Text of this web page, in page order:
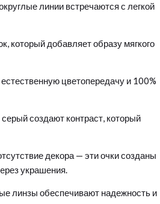
линии встречаются с легкой
который добавляет образу мягкого
цветопередачу и 100%
создают контраст, который
декора — эти очки созданы
украшения.
линзы обеспечивают надежность и